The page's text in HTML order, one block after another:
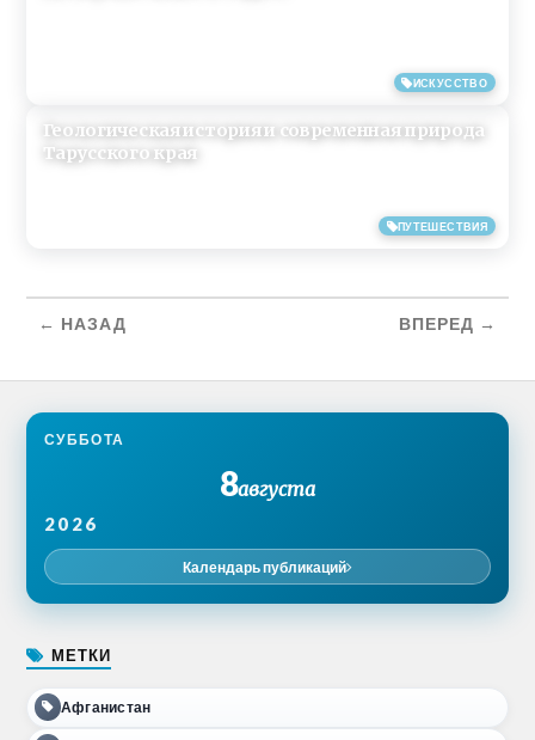
ИСКУССТВО
ПУТЕШЕСТВИЯ
Геологическая история и современная природа
Тарусского края
← НАЗАД ВПЕРЕД →
СУББОТА
8августа
2026
Календарь публикаций
МЕТКИ
Афганистан